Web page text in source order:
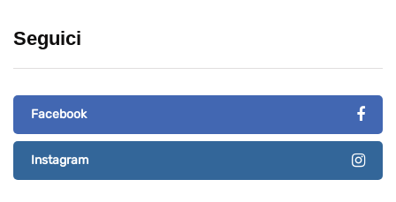
Seguici
Facebook
Instagram